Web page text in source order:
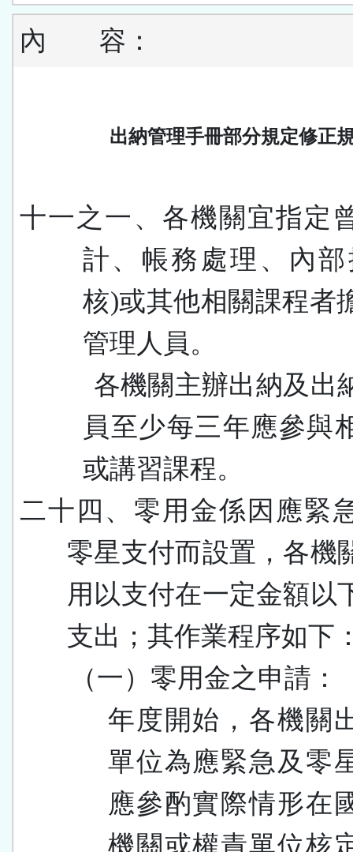
內 容：
出納管理手冊部分規定修正
十一之一、各機關宜指定
計、帳務處理、內
核)或其他相關課程者
管理人員。
各機關主辦出納及出
員至少每三年應參與
或講習課程。
二十四、 零用金係因應緊
零星支付而設置，各機
用以支付在一定金額以
支出；其作業程序如下
（一）零用金之申請：
年度開始，各機關
單位為應緊急及零
應參酌實際情形在
機關或權責單位核